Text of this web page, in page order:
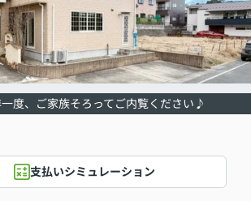
一度、ご家族そろってご内覧ください♪
支払いシミュレーション